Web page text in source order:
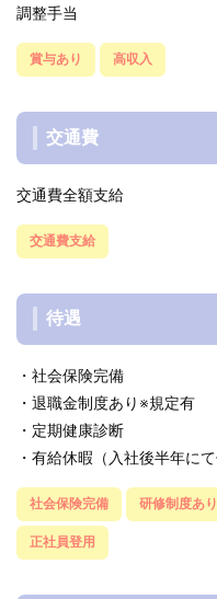
調整手当
賞与あり 高収入
交通費
交通費全額支給
交通費支給
待遇
・社会保険完備
・退職金制度あり※規定有
・定期健康診断
・有給休暇（入社後半年にて
社会保険完備 研修制度あり
正社員登用